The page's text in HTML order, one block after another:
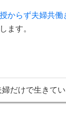
からず夫婦共
ます。
だけで生きて